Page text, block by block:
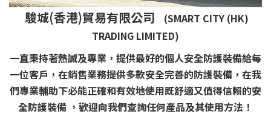
駿城(香港)貿易有限公司
(SMART CITY (HK)
TRADING LIMITED)
一直秉持著熱誠及專業，提供最好的個人安全防護裝備給每
一位客戶，在銷售業務提供多款安全完善的防護裝備，在我
們專業輔助下必能正確和有效地使用既舒適又值得信賴的安
全防護裝備 ，歡迎向我們查詢任何產品及其使用方法！